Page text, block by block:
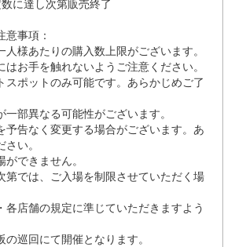
事項：
人様あたりの購入数上限がございます。
はお手を触れないようご注意ください。
スポットのみ可能です。あらかじめご了
一部異なる可能性がございます。
予告なく変更する場合がございます。あ
い。
できません。
第では、ご入場を制限させていただく場
各店舗の規定に準じていただきますよう
の巡回にて開催となります。